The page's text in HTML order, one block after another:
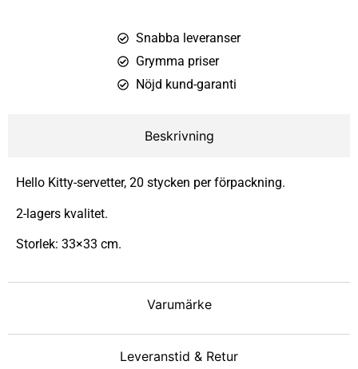
Snabba leveranser
Grymma priser
Nöjd kund-garanti
Beskrivning
Varumärke
Leveranstid & Retur
Hello Kitty-servetter, 20 stycken per förpackning.
2-lagers kvalitet.
Storlek: 33×33 cm.